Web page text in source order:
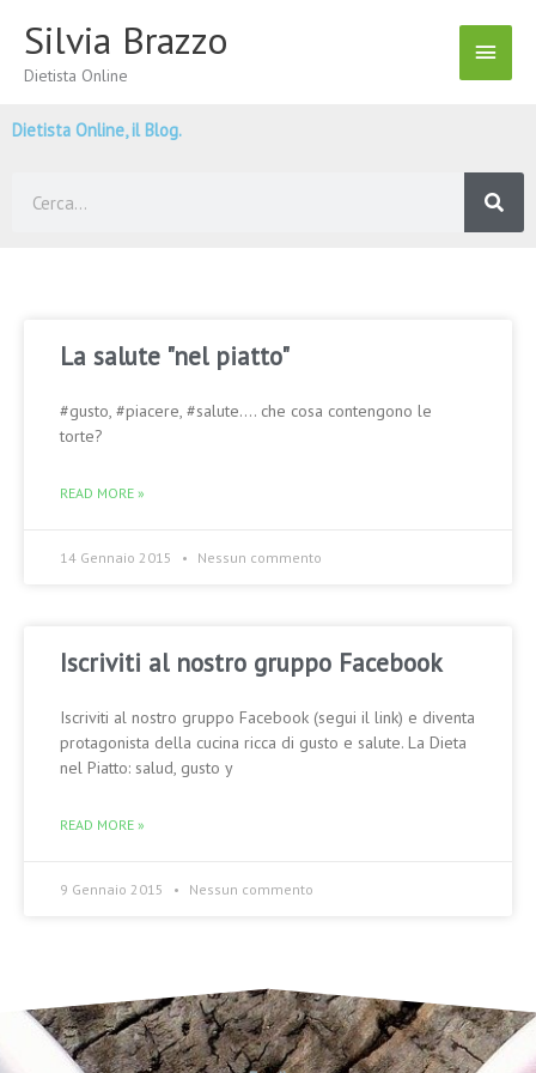
contenuto
Silvia Brazzo
Dietista Online
Menu
Dietista Online, il Blog.
La salute "nel piatto"
#gusto, #piacere, #salute…. che cosa contengono le
torte?
READ MORE »
14 Gennaio 2015 Nessun commento
Iscriviti al nostro gruppo Facebook
Iscriviti al nostro gruppo Facebook (segui il link) e diventa
protagonista della cucina ricca di gusto e salute. La Dieta
nel Piatto: salud, gusto y
READ MORE »
9 Gennaio 2015 Nessun commento